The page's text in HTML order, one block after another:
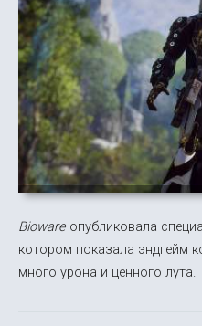
Biowareопубликовала
котором показала эндгейм
много урона и ценного лута.